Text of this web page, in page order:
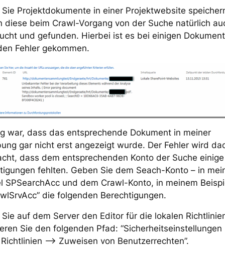
Projektdokumente in einer Projektwebsite
diese beim Crawl-Vorgang von der Suche natürlich
und gefunden. Hierbei ist es bei einigen
Fehler gekommen.
war, dass das entsprechende Dokument in meiner
gar nicht erst angezeigt wurde. Der Fehler wird
dass dem entsprechenden Konto der Suche einige
fehlten. Geben Sie dem Seach-Konto – in
SPSearchAcc und dem Crawl-Konto, in meinem
die folgenden Berechtigungen.
auf dem Server den Editor für die lokalen
Sie den folgenden Pfad:
–> Zuweisen von Benutzerrechten”.